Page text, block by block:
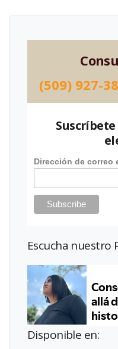
(509) 927-
Dirección de correo
Escucha nuestro
Disponible en: